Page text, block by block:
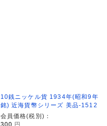
10銭ニッケル貨 1934年(昭和9年
銘) 近海貨幣シリーズ 美品-1512
会員価格(税別)：
300 円